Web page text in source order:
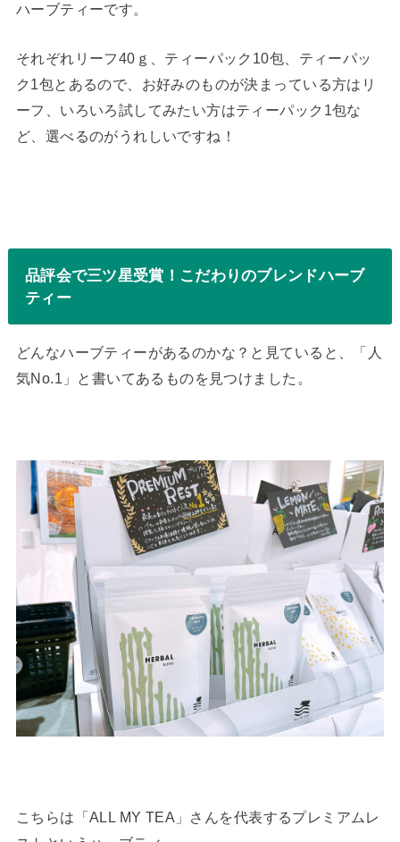
ハーブティーです。
それぞれリーフ40ｇ、ティーパック10包、ティーパッ
ク1包とあるので、お好みのものが決まっている方はリ
ーフ、いろいろ試してみたい方はティーパック1包な
ど、選べるのがうれしいですね！
品評会で三ツ星受賞！こだわりのブレンドハーブ
ティー
どんなハーブティーがあるのかな？と見ていると、「人
気No.1」と書いてあるものを見つけました。
こちらは「ALL MY TEA」さんを代表するプレミアムレ